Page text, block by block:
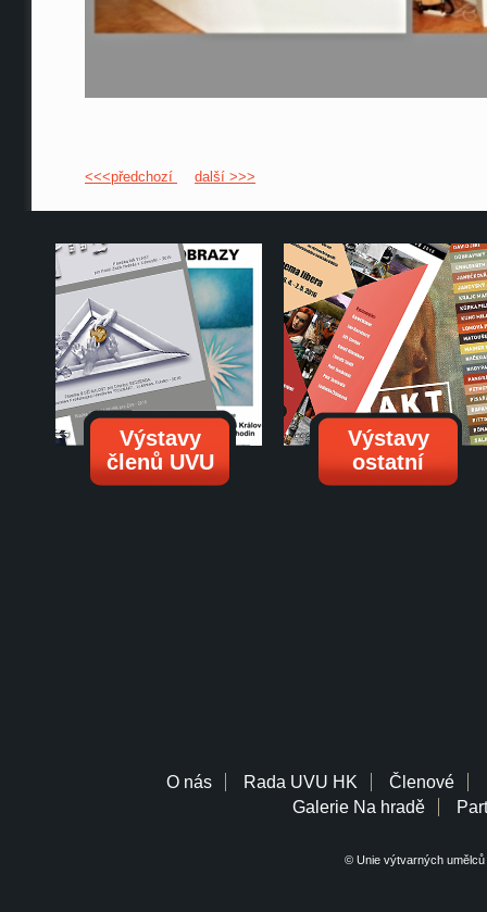
<<<předchozí další >>>
Výstavy
členů UVU
Výstavy
ostatní
O nás Rada UVU HK Členové
Galerie Na hradě
© Unie výtvarných